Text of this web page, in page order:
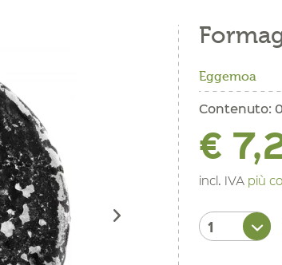
Eggemoa
Contenuto:
€
incl. IVA più